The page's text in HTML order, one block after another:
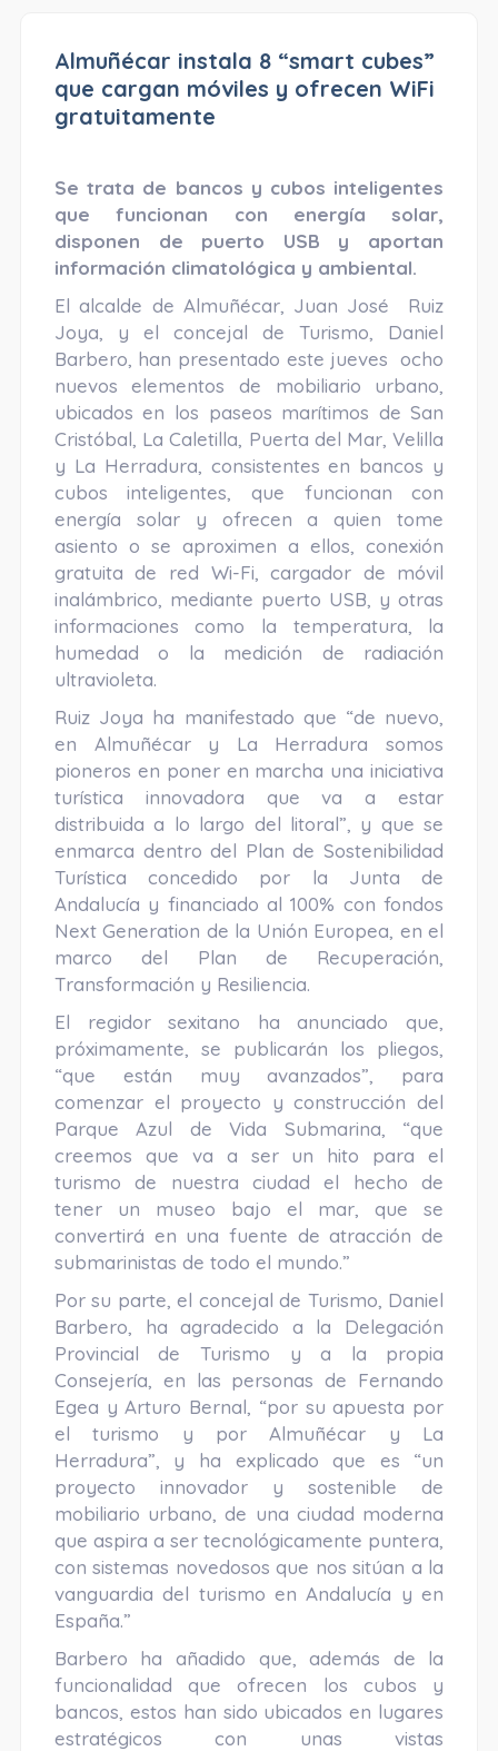
Almuñécar instala 8 “smart cubes”
que cargan móviles y ofrecen WiFi
gratuitamente
Se trata de bancos y cubos inteligentes
que funcionan con energía solar,
disponen de puerto USB y aportan
información climatológica y ambiental.
El alcalde de Almuñécar, Juan José Ruiz
Joya, y el concejal de Turismo, Daniel
Barbero, han presentado este jueves ocho
nuevos elementos de mobiliario urbano,
ubicados en los paseos marítimos de San
Cristóbal, La Caletilla, Puerta del Mar, Velilla
y La Herradura, consistentes en bancos y
cubos inteligentes, que funcionan con
energía solar y ofrecen a quien tome
asiento o se aproximen a ellos, conexión
gratuita de red Wi-Fi, cargador de móvil
inalámbrico, mediante puerto USB, y otras
informaciones como la temperatura, la
humedad o la medición de radiación
ultravioleta.
Ruiz Joya ha manifestado que “de nuevo,
en Almuñécar y La Herradura somos
pioneros en poner en marcha una iniciativa
turística innovadora que va a estar
distribuida a lo largo del litoral”, y que se
enmarca dentro del Plan de Sostenibilidad
Turística concedido por la Junta de
Andalucía y financiado al 100% con fondos
Next Generation de la Unión Europea, en el
marco del Plan de Recuperación,
Transformación y Resiliencia.
El regidor sexitano ha anunciado que,
próximamente, se publicarán los pliegos,
“que están muy avanzados”, para
comenzar el proyecto y construcción del
Parque Azul de Vida Submarina, “que
creemos que va a ser un hito para el
turismo de nuestra ciudad el hecho de
tener un museo bajo el mar, que se
convertirá en una fuente de atracción de
submarinistas de todo el mundo.”
Por su parte, el concejal de Turismo, Daniel
Barbero, ha agradecido a la Delegación
Provincial de Turismo y a la propia
Consejería, en las personas de Fernando
Egea y Arturo Bernal, “por su apuesta por
el turismo y por Almuñécar y La
Herradura”, y ha explicado que es “un
proyecto innovador y sostenible de
mobiliario urbano, de una ciudad moderna
que aspira a ser tecnológicamente puntera,
con sistemas novedosos que nos sitúan a la
vanguardia del turismo en Andalucía y en
España.”
Barbero ha añadido que, además de la
funcionalidad que ofrecen los cubos y
bancos, estos han sido ubicados en lugares
estratégicos con unas vistas